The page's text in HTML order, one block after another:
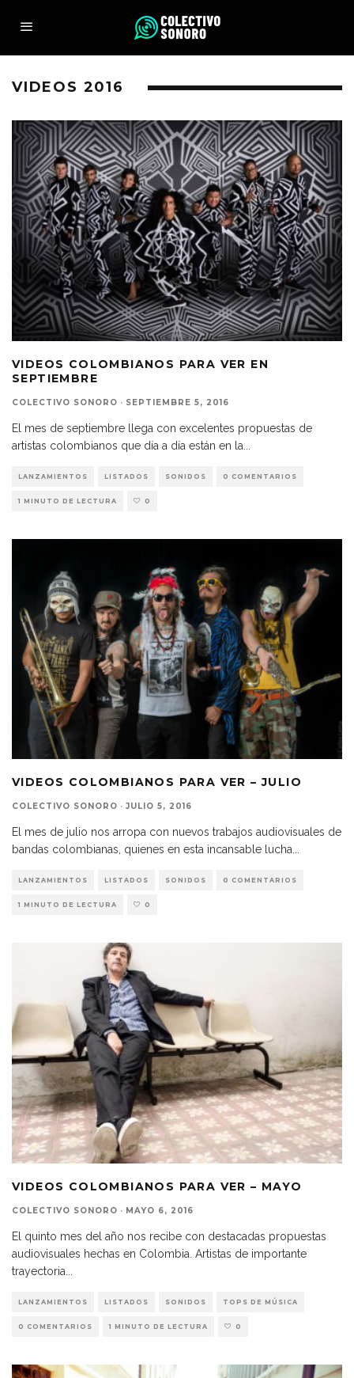
VIDEOS 2016
VIDEOS COLOMBIANOS PARA VER EN
SEPTIEMBRE
COLECTIVO SONORO · SEPTIEMBRE 5, 2016
El mes de septiembre llega con excelentes propuestas de
artistas colombianos que día a día están en la
LANZAMIENTOS LISTADOS SONIDOS 0 COMENTARIOS
1 MINUTO DE LECTURA 0
VIDEOS COLOMBIANOS PARA VER – JULIO
COLECTIVO SONORO · JULIO 5, 2016
El mes de julio nos arropa con nuevos trabajos audiovisuales de
bandas colombianas, quienes en esta incansable lucha...
LANZAMIENTOS LISTADOS SONIDOS 0 COMENTARIOS
1 MINUTO DE LECTURA 0
VIDEOS COLOMBIANOS PARA VER – MAYO
COLECTIVO SONORO · MAYO 6, 2016
El quinto mes del año nos recibe con destacadas propuestas
audiovisuales hechas en Colombia. Artistas de importante
trayectoria
LANZAMIENTOS LISTADOS SONIDOS TOPS DE MÚSICA
0 COMENTARIOS 1 MINUTO DE LECTURA 0